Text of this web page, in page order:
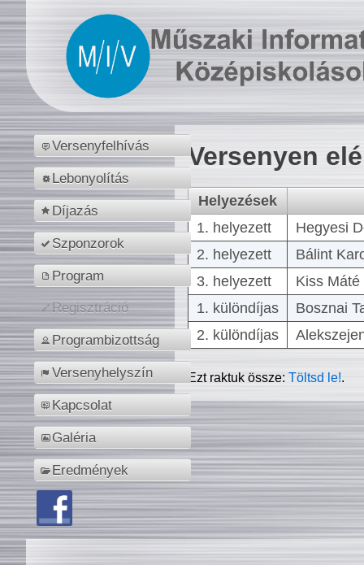
Versenyfelhívás
Lebonyolítás
Díjazás
Szponzorok
Program
Regisztráció
Programbizottság
Versenyhelyszín
Kapcsolat
Galéria
Eredmények
Versenyen
Helyezések
1. helyezett
Hegyesi
2. helyezett
Bálint
3. helyezett
Kiss
1. különdíjas
Bosznai
2. különdíjas
Ezt raktuk össze:Töltsd le!.